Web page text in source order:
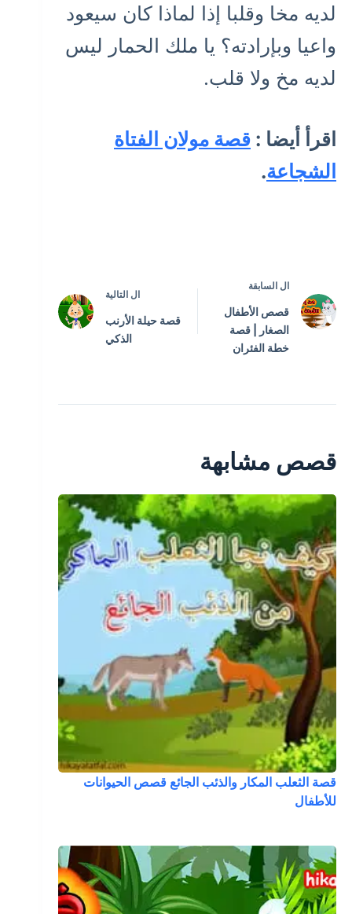
لديه مخا وقلبا إذا لماذا كان سيعود
واعيا وبإرادته؟ يا ملك الحمار ليس
لديه مخ ولا قلب.
اقرأ أيضا : قصة مولان الفتاة
الشجاعة.
ال السابقة
قصص الأطفال
الصغار | قصة
خطة الفئران
ال التالية
قصة حيلة الأرنب
الذكي
قصص مشابهة
قصة الثعلب المكار والذئب الجائع قصص الحيوانات
للأطفال